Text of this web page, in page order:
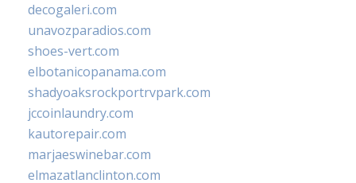
decogaleri.com
unavozparadios.com
shoes-vert.com
elbotanicopanama.com
shadyoaksrockportrvpark.com
jccoinlaundry.com
kautorepair.com
marjaeswinebar.com
elmazatlanclinton.com